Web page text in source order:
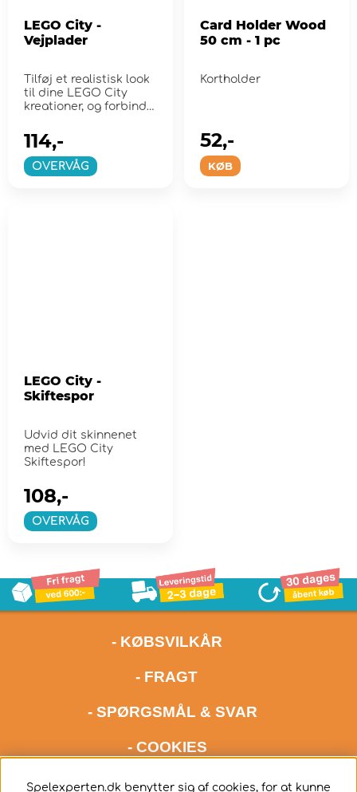
LEGO City -
Vejplader
Tilføj et realistisk look
til dine LEGO City
kreationer, og forbind
OVERVÅG
114,-
Card Holder Wood
50 cm - 1 pc
Kortholder
KØB
52,-
LEGO City -
Skiftespor
Udvid dit skinnenet
med LEGO City
Skiftespor!
OVERVÅG
108,-
- KØBSVILKÅR
- FRAGT
- SPØRGSMÅL & SVAR
- COOKIES
kontakt os meget gerne via mail på adressen
Spelexperten.dk benytter sig af cookies, for at kunne